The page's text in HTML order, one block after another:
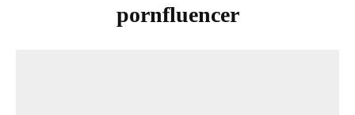
pornfluencer